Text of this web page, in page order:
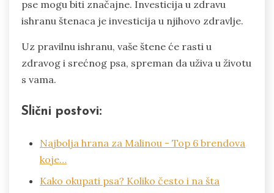
pse mogu biti značajne. Investicija u zdravu
ishranu štenaca je investicija u njihovo zdravlje.
Uz pravilnu ishranu, vaše štene će rasti u
zdravog i srećnog psa, spreman da uživa u životu
s vama.
Slični postovi:
Najbolja hrana za Malinou - Top 6 brendova
koje…
Kako okupati psa? Koliko često i na šta